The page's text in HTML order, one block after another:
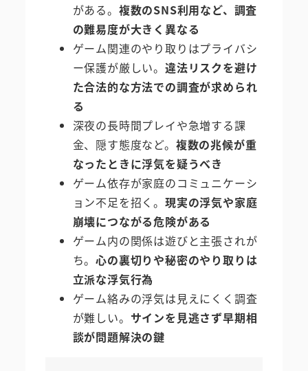
がある。 複数のSNS利用など、調査
の難易度が大きく異なる
ゲーム関連のやり取りはプライバシ
ー保護が厳しい。 違法リスクを避け
た合法的な方法での調査が求められ
る
深夜の長時間プレイや急増する課
金、隠す態度など。 複数の兆候が重
なったときに浮気を疑うべき
ゲーム依存が家庭のコミュニケーシ
ョン不足を招く。 現実の浮気や家庭
崩壊につながる危険がある
ゲーム内の関係は遊びと主張されが
ち。心の裏切りや秘密のやり取りは
立派な浮気行為
ゲーム絡みの浮気は見えにくく調査
が難しい。 サインを見逃さず早期相
談が問題解決の鍵